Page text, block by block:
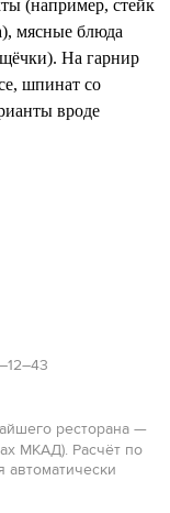
(например, стейк
мясные блюда
На гарнир
шпинат со
вроде
ресторана —
МКАД). Расчёт по
автоматически